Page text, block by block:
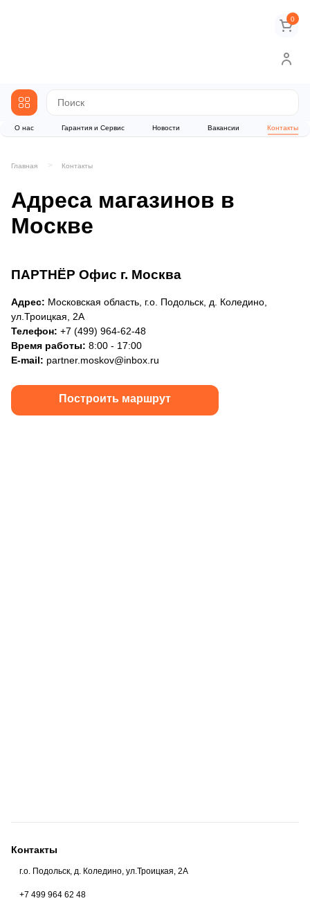
0
О нас Гарантия и Сервис Новости Вакансии Контакты
Москва
Главная Контакты
Адреса магазинов в
Москве
ПАРТНЁР Офис г. Москва
Адрес: Московская область, г.о. Подольск, д. Коледино,
ул.Троицкая, 2А
Телефон: +7 (499) 964-62-48
Время работы: 8:00 - 17:00
E-mail: partner.moskov@inbox.ru
Построить маршрут
Контакты
г.о. Подольск, д. Коледино, ул.Троицкая, 2А
+7 499 964 62 48